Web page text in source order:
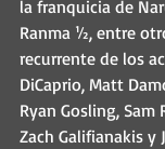
la franquicia de
Ranma ½, entre
recurrente de los
DiCaprio, Matt
Ryan Gosling, Sam
Zach Galifianakis y